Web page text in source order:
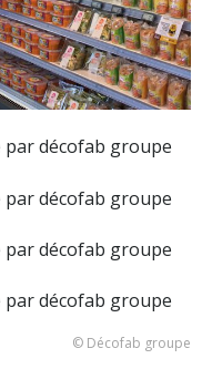
© Décofab groupe